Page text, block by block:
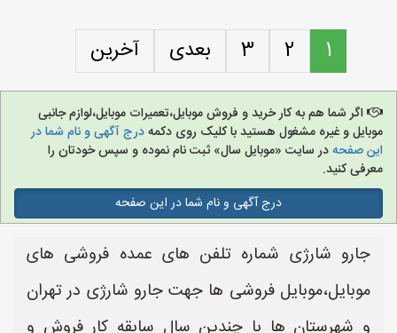
1
2
3 بعدی آخرین
اگر شما هم به کار خرید و فروش موبایل،تعمیرات موبایل،لوازم جانبی
موبایل و غیره مشغول هستید با کلیک روی دکمهدرج آگهی و نام شما در
این صفحهدر سایت «موبایل سال» ثبت نام نموده و سپس خودتان را
معرفی کنید.
درج آگهی و نام شما در این صفحه
جارو شارژی شماره تلفن های عمده فروشی های
موبایل،موبایل فروشی ها جهت جارو شارژی در تهران
و شهرستان ها با چندین سال سابقه کار فروش و